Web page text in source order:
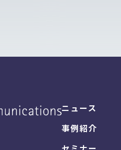
ニュース
事例紹介